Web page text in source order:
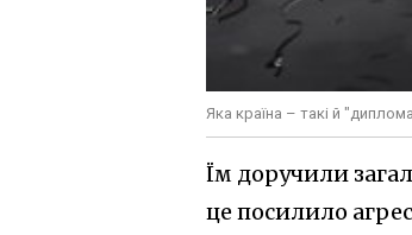
Яка країна – такі й
Їм доручили
це посилило